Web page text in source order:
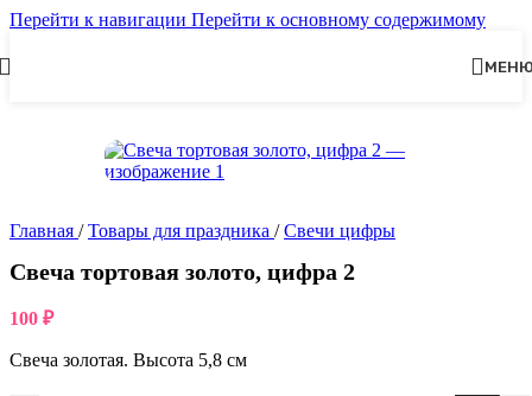
Перейти к навигации Перейти к основному содержимому
Главная / Товары для праздника / Свечи цифры
Свеча тортовая золото, цифра 2
100 ₽
Свеча золотая. Высота 5,8 см